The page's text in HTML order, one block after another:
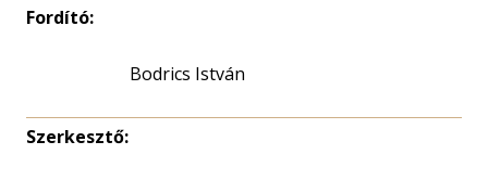
Fordító:
Bodrics István
Szerkesztő: